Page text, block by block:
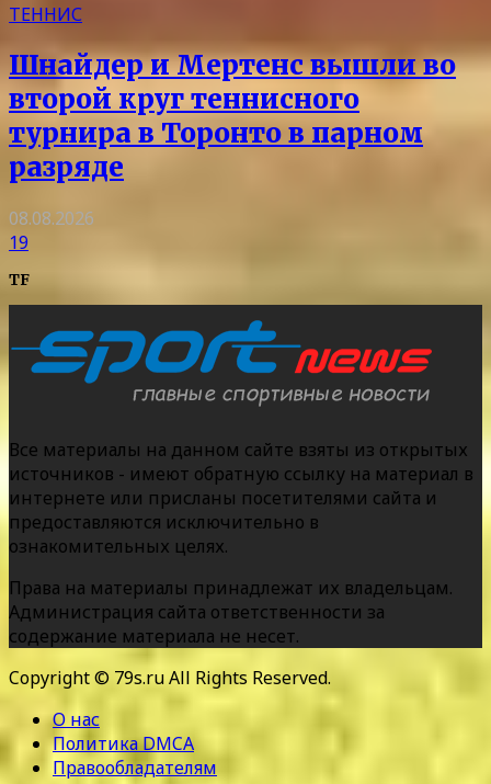
ТЕННИС
Шнайдер и Мертенс вышли во
второй круг теннисного
турнира в Торонто в парном
разряде
08.08.2026
19
TF
Все материалы на данном сайте взяты из открытых
источников - имеют обратную ссылку на материал в
интернете или присланы посетителями сайта и
предоставляются исключительно в
ознакомительных целях.
Права на материалы принадлежат их владельцам.
Администрация сайта ответственности за
содержание материала не несет.
Copyright © 79s.ru All Rights Reserved.
О нас
Политика DMCA
Правообладателям